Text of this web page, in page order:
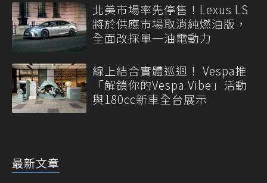
北美市場率先停售！Lexus LS
將於供應市場取消純燃油版，
全面改採單一油電動力
線上結合實體巡迴！ Vespa推
「解鎖你的Vespa Vibe」活動
與180cc新車全台展示
最新文章